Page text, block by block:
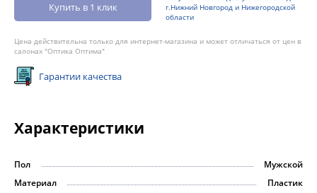
Купить в 1 клик
г.Нижний Новгород и Нижегородской
области
Цена действительна только для интернет-магазина и может отличаться от цен в
салонах "Оптика Оптима"
Гарантии качества
Характеристики
Пол
Мужской
Материал
Пластик